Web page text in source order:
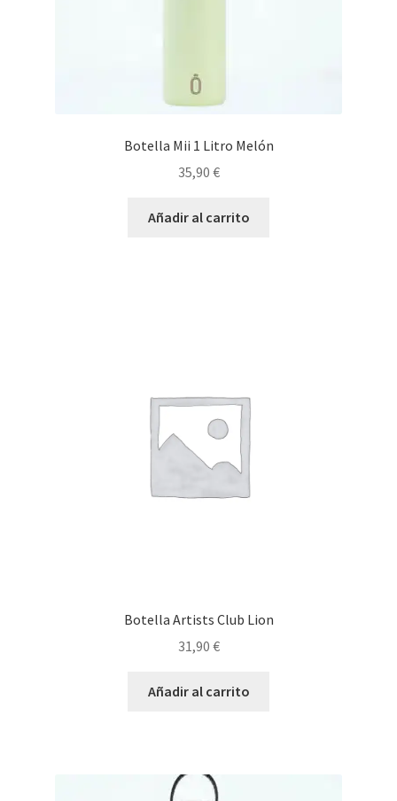
Botella Mii 1 Litro Melón
35,90 €
Añadir al carrito
Botella Artists Club Lion
31,90 €
Añadir al carrito